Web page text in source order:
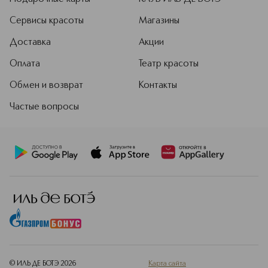
Сервисы красоты
Доставка
Оплата
Обмен и возврат
Частые вопросы
Магазины
Акции
Театр красоты
Контакты
© ИЛЬ ДЕ БОТЭ 2026 Карта сайта